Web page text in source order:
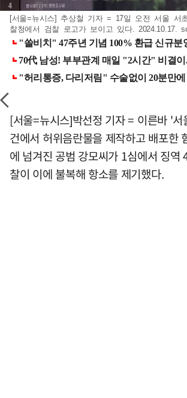
[서울=뉴시스] 추상철 기자 = 17일 오전 서울 서
찰청에서 검찰 로고가 보이고 있다. 2024.10.17.
[서울=뉴시스]박선정 기자 = 이른바 '
건에서 허위음란물을 제작하고 배포한
에 넘겨진 공범 강모씨가 1심에서 징역
찰이 이에 불복해 항소를 제기했다.